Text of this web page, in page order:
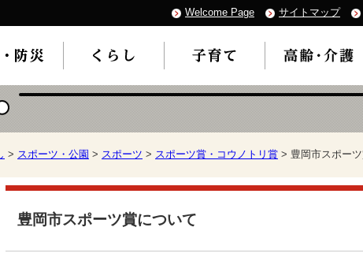
Welcome Page サイトマップ
> スポーツ・公園 > スポーツ > スポーツ賞・コウノトリ賞 > 豊岡市スポー
豊岡市スポーツ賞について